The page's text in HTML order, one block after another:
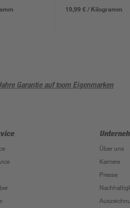
19,99 € / Kilogramm
Garantie auf toom Eigenmarken
Über uns
Karriere
Presse